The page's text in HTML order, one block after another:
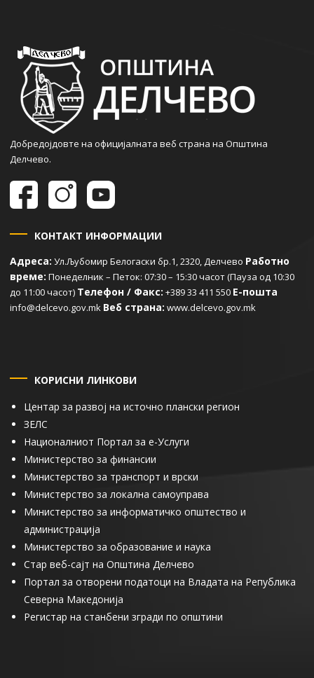
Добредојдовте на официјалната веб страна на Општина
Делчево.
КОНТАКТ ИНФОРМАЦИИ
Адреса: Ул.Љубомир Белогаски бр.1, 2320, Делчево Работно
време: Понеделник – Петок: 07:30 – 15:30 часот (Пауза од 10:30
до 11:00 часот) Телефон / Факс: +389 33 411 550 Е-пошта
info@delcevo.gov.mk Веб страна: www.delcevo.gov.mk
КОРИСНИ ЛИНКОВИ
Центар за развој на источно плански регион
ЗЕЛС
Националниот Портал за е-Услуги
Министерство за финансии
Министерство за транспорт и врски
Министерство за локална самоуправа
Министерство за информатичко општество и
администрација
Министерство за образование и наука
Стар веб-сајт на Општина Делчево
Портал за отворени податоци на Владата на Република
Северна Македонија
Регистар на станбени згради по општини